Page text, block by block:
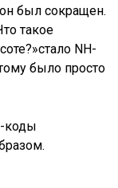
был сокращен.
такое
NH-
было просто
коды